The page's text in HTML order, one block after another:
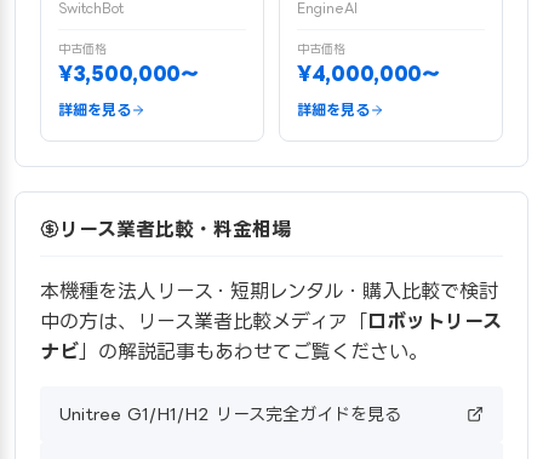
SwitchBot
中古価格
¥3,500,000〜
詳細を見る
EngineAI
中古価格
¥4,000,000〜
詳細を見る
リース業者比較・料金相場
本機種を法人リース・短期レンタル・購入比較で検討
中の方は、リース業者比較メディア「ロボットリース
ナビ 」の解説記事もあわせてご覧ください。
Unitree G1/H1/H2 リース完全ガイドを見る